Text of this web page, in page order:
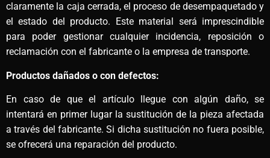
claramente la caja cerrada, el proceso de desempaquetado y
el estado del producto. Este material será imprescindible
para poder gestionar cualquier incidencia, reposición o
reclamación con el fabricante o la empresa de transporte.
Productos dañados o con defectos:
En caso de que el artículo llegue con algún daño, se
intentará en primer lugar la sustitución de la pieza afectada
a través del fabricante. Si dicha sustitución no fuera posible,
se ofrecerá una reparación del producto.